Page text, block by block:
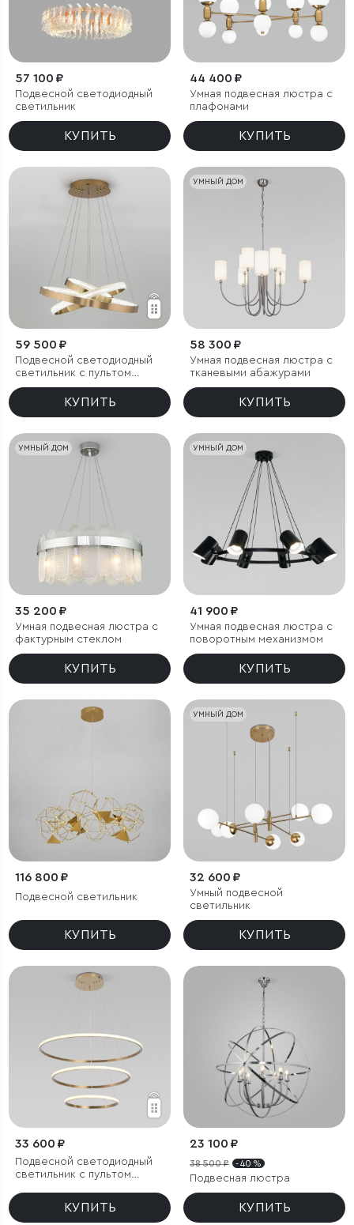
57 100 ₽
Подвесной светодиодный
светильник
КУПИТЬ
44 400 ₽
Умная подвесная люстра с
плафонами
КУПИТЬ
59 500 ₽
Подвесной светодиодный
светильник с пультом
управления
КУПИТЬ
УМНЫЙ ДОМ
58 300 ₽
Умная подвесная люстра с
тканевыми абажурами
КУПИТЬ
УМНЫЙ ДОМ
35 200 ₽
Умная подвесная люстра с
фактурным стеклом
КУПИТЬ
УМНЫЙ ДОМ
41 900 ₽
Умная подвесная люстра с
поворотным механизмом
КУПИТЬ
116 800 ₽
Подвесной светильник
КУПИТЬ
УМНЫЙ ДОМ
32 600 ₽
Умный подвесной
светильник
КУПИТЬ
33 600 ₽
Подвесной светодиодный
светильник с пультом
КУПИТЬ
23 100 ₽
38 500 ₽ - 40 %
Подвесная люстра
КУПИТЬ